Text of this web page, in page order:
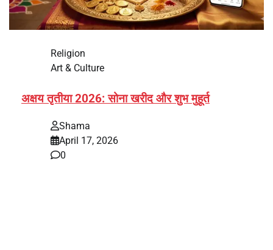
Religion
Art & Culture
अक्षय तृतीया 2026: सोना खरीद और शुभ मुहूर्त
Shama
April 17, 2026
0